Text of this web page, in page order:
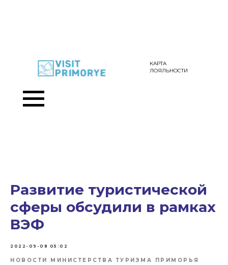
КАРТА
ЛОЯЛЬНОСТИ
Развитие туристической
сферы обсудили в рамках
ВЭФ
2022-09-08 05:02
НОВОСТИ МИНИСТЕРСТВА ТУРИЗМА ПРИМОРЬЯ